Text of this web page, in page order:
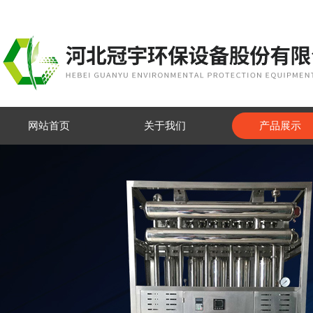
网站首页 关于我们 产品展示